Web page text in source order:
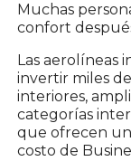
Muchas
confort
Las aerolíneas
invertir miles
interiores,
categorías
que ofrecen
costo de